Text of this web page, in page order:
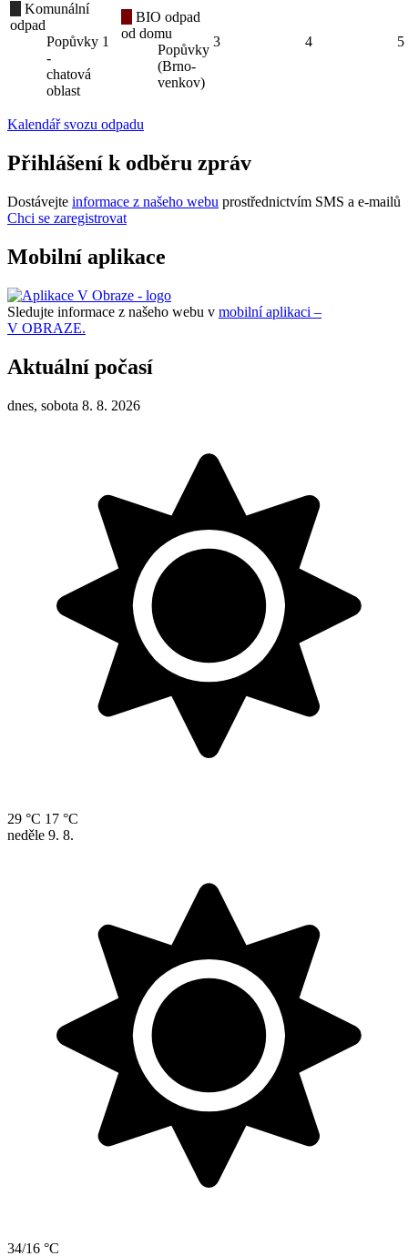
Komunální
odpad
Popůvky
-
chatová
oblast
1
BIO odpad
od domu
Popůvky
(Brno-
venkov)
3 4 5
Kalendář svozu odpadu
Přihlášení k odběru zpráv
Dostávejte informace z našeho webu prostřednictvím SMS a e-mailů
Chci se zaregistrovat
Mobilní aplikace
Sledujte informace z našeho webu v mobilní aplikaci –
V OBRAZE.
Aktuální počasí
dnes, sobota 8. 8. 2026
29 °C 17 °C
neděle 9. 8.
34/16 °C